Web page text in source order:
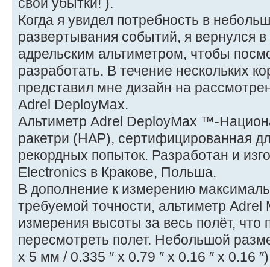
Когда я увидел потребность в
развертывания событий, я вернулся
адрельским альтиметром, чтобы
разработать. В течение нескольких
представил мне дизайн на
Adrel DeployMax.
Альтиметр Adrel DeployMax ™-
ракетри (НАР), сертифицированная
рекордных попыток. Разработан и
Electronics в Кракове, Польша.
В дополнение к измерению
требуемой точности, альтиметр Adrel
измерения высоты за весь полёт, что
пересмотреть полет. Небольшой
х 5 мм / 0.335 ′′ х 0.79 ′′ х 0.16 ′′ х 0.16